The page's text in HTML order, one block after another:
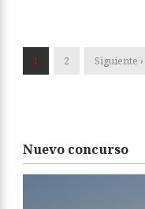
1 2 Siguiente ›
Nuevo concurso